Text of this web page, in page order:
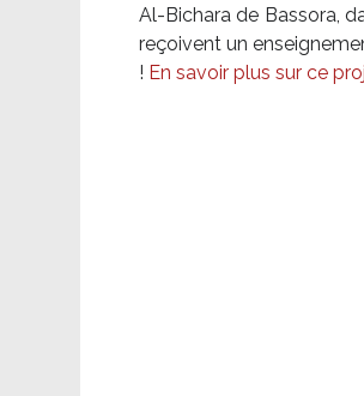
Al-Bichara de Bassora,
reçoivent un
! En savoir plus sur ce